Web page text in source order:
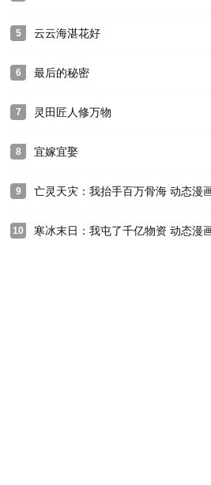
她曾经的职业——历师。通过乾坤历，一个个
陷入混乱。贺将年少时便跟随父亲贺长风
派出一批神仙、妖怪来到人界
者红摇的作品《仙宠奶凶》，以搞笑可爱的
上人类陆地学校，在克服陌生的新环境、
东楚备受呵护的小公主。及笄
衰而生，也与万物命运相连。当人类世界
键所在！东方桃子与伙伴们一边为救治师
5 云云海湛花好
6 最后的秘密
7 灵田匠人修万物
8 宜嫁宜娶
9 亡灵天灾：我抬手百万骨海 动态漫
10 寒冰末日：我屯了千亿物资 动态漫画 第一